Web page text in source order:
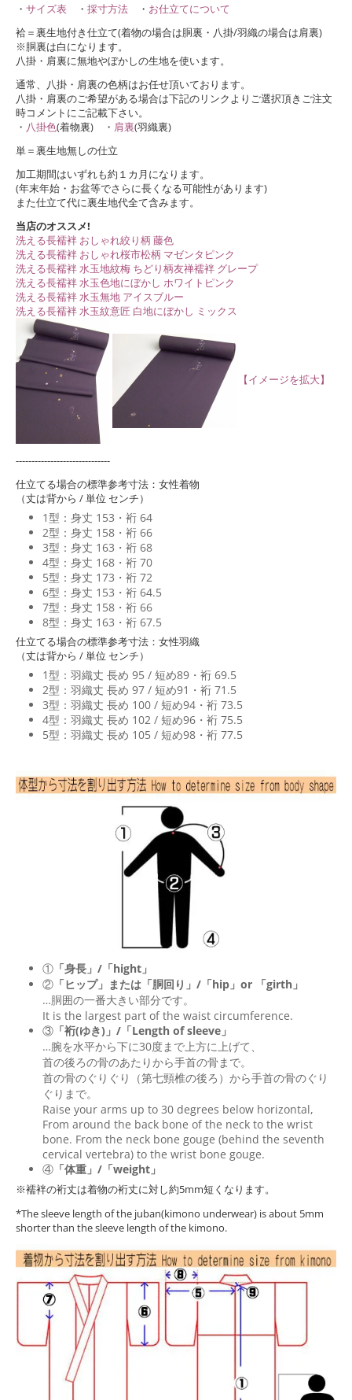
・ サイズ表 ・ 採寸方法 ・ お仕立てについて
袷＝裏生地付き仕立て(着物の場合は胴裏・八掛/羽織の場合は肩裏)
※胴裏は白になります。
八掛・肩裏に無地やぼかしの生地を使います。
通常、八掛・肩裏の色柄はお任せ頂いております。
八掛・肩裏のご希望がある場合は下記のリンクよりご選択頂きご注文
時コメントにご記載下さい。
・ 八掛色(着物裏) ・ 肩裏(羽織裏)
単＝裏生地無しの仕立
加工期間はいずれも約１カ月になります。
(年末年始・お盆等でさらに長くなる可能性があります)
また仕立て代に裏生地代全て含みます。
当店のオススメ!
洗える長襦袢 おしゃれ絞り柄 藤色
洗える長襦袢 おしゃれ桜市松柄 マゼンタピンク
洗える長襦袢 水玉地紋梅 ちどり柄友禅襦袢 グレープ
洗える長襦袢 水玉色地にぼかし ホワイトピンク
洗える長襦袢 水玉無地 アイスブルー
洗える長襦袢 水玉紋意匠 白地にぼかし ミックス
【イメージを拡大】
------------------------------
仕立てる場合の標準参考寸法：女性着物
（丈は背から / 単位 センチ）
1型：身丈 153・裄 64
2型：身丈 158・裄 66
3型：身丈 163・裄 68
4型：身丈 168・裄 70
5型：身丈 173・裄 72
6型：身丈 153・裄 64.5
7型：身丈 158・裄 66
8型：身丈 163・裄 67.5
仕立てる場合の標準参考寸法：女性羽織
（丈は背から / 単位 センチ）
1型：羽織丈 長め 95 / 短め89・裄 69.5
2型：羽織丈 長め 97 / 短め91・裄 71.5
3型：羽織丈 長め 100 / 短め94・裄 73.5
4型：羽織丈 長め 102 / 短め96・裄 75.5
5型：羽織丈 長め 105 / 短め98・裄 77.5
① 「身長」/「hight」
② 「ヒップ」または「胴回り」/「hip 」or 「girth 」
…胴囲の一番大きい部分です。
It is the largest part of the waist circumference.
③ 「裄(ゆき)」/「Length of sleeve」
…腕を水平から下に30度まで上方に上げて、
首の後ろの骨のあたりから手首の骨まで。
首の骨のぐりぐり（第七頸椎の後ろ）から手首の骨のぐり
ぐりまで。
Raise your arms up to 30 degrees below horizontal,
From around the back bone of the neck to the wrist
bone. From the neck bone gouge (behind the seventh
cervical vertebra) to the wrist bone gouge.
④ 「体重」/「weight」
※襦袢の裄丈は着物の裄丈に対し約5mm短くなります。
*The sleeve length of the juban(kimono underwear) is about 5mm
shorter than the sleeve length of the kimono.